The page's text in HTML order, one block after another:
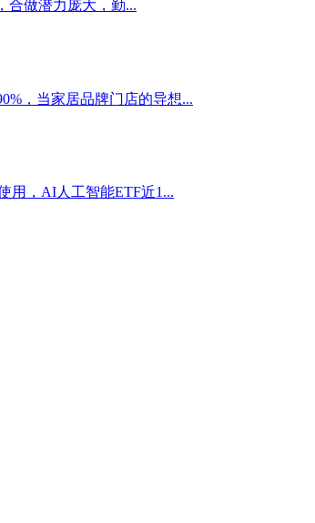
合做潜力庞大，勤...
，当家居品牌门店的导想...
用，AI人工智能ETF近1...